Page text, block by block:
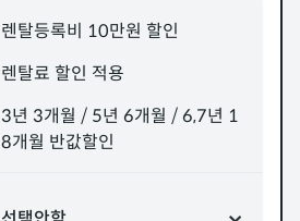
렌탈등록비 10만원 할인
렌탈료 할인 적용
3년 3개월 / 5년 6개월 / 6,7년 1
8개월 반값할인